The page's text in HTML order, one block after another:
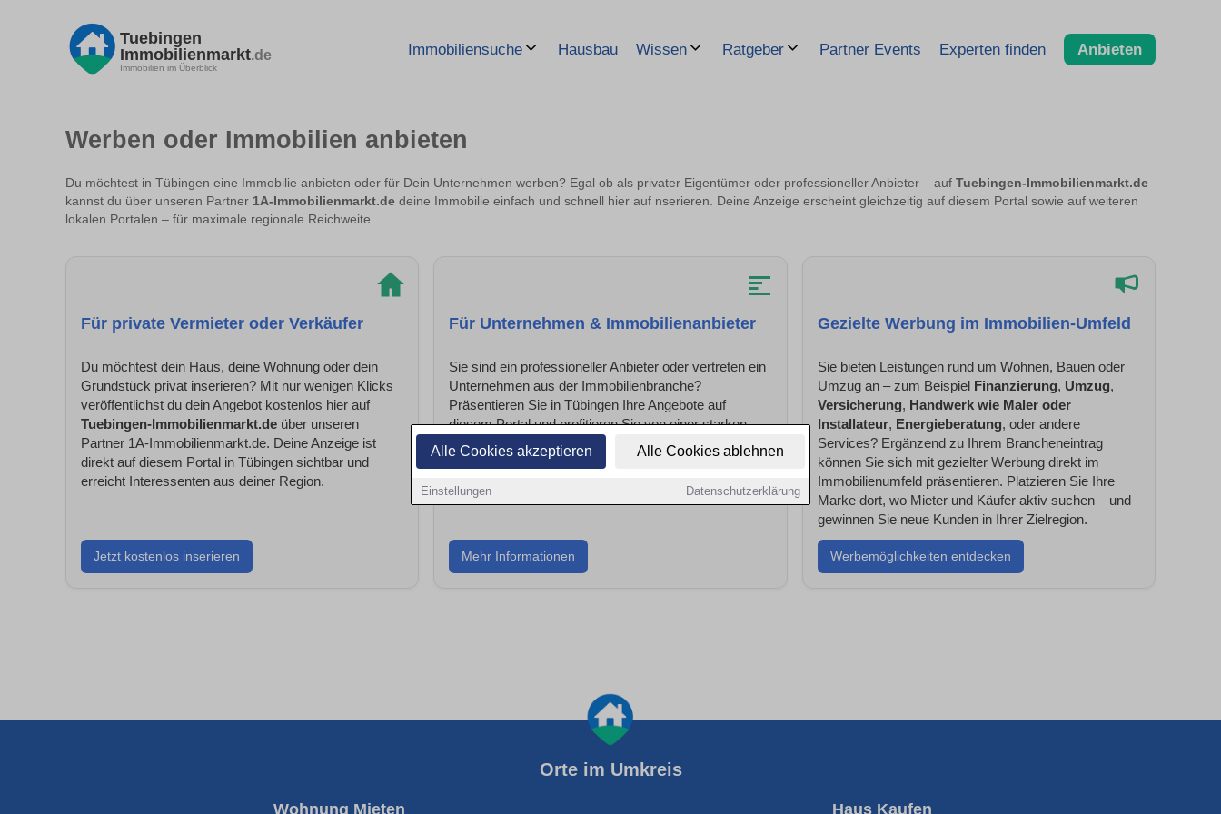
Alle Cookies akzeptieren Alle Cookies ablehnen
Einstellungen Datenschutzerklärung
Tuebingen
Immobilienmarkt.de
Immobilien im Überblick
Immobiliensuche Hausbau Wissen Ratgeber Partner Events Experten finden Anbieten
Werben oder Immobilien anbieten
Du möchtest in Tübingen eine Immobilie anbieten oder für Dein Unternehmen werben? Egal ob als privater Eigentümer oder professioneller Anbieter – auf Tuebingen-Immobilienmarkt.de
kannst du über unseren Partner 1A-Immobilienmarkt.de deine Immobilie einfach und schnell hier auf nserieren. Deine Anzeige erscheint gleichzeitig auf diesem Portal sowie auf weiteren
lokalen Portalen – für maximale regionale Reichweite.
Für private Vermieter oder Verkäufer
Du möchtest dein Haus, deine Wohnung oder dein
Grundstück privat inserieren? Mit nur wenigen Klicks
veröffentlichst du dein Angebot kostenlos hier auf
Tuebingen-Immobilienmarkt.de über unseren
Partner 1A-Immobilienmarkt.de. Deine Anzeige ist
direkt auf diesem Portal in Tübingen sichtbar und
erreicht Interessenten aus deiner Region.
Jetzt kostenlos inserieren
Für Unternehmen & Immobilienanbieter
Sie sind ein professioneller Anbieter oder vertreten ein
Unternehmen aus der Immobilienbranche?
Präsentieren Sie in Tübingen Ihre Angebote auf
diesem Portal und profitieren Sie von einer starken
regionalen Reichweite. Zusätzlich bieten wir Ihnen
attraktive Werbemöglichkeiten und
Mehr Informationen
Gezielte Werbung im Immobilien-Umfeld
Sie bieten Leistungen rund um Wohnen, Bauen oder
Umzug an – zum Beispiel Finanzierung, Umzug,
Versicherung, Handwerk wie Maler oder
Installateur, Energieberatung, oder andere
Services? Ergänzend zu Ihrem Brancheneintrag
können Sie sich mit gezielter Werbung direkt im
Immobilienumfeld präsentieren. Platzieren Sie Ihre
Marke dort, wo Mieter und Käufer aktiv suchen – und
gewinnen Sie neue Kunden in Ihrer Zielregion.
Werbemöglichkeiten entdecken
Orte im Umkreis
Wohnung Mieten Haus Kaufen